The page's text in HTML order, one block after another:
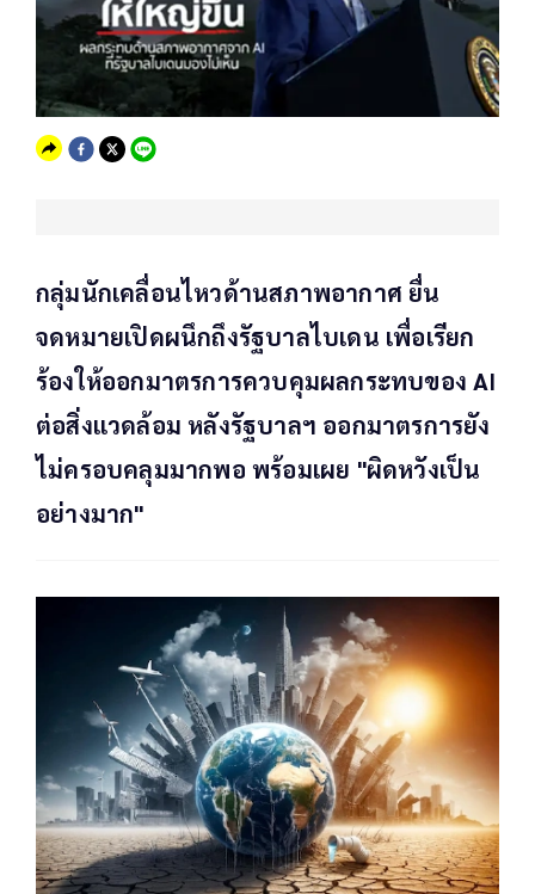
กลุ่มนักเคลื่อนไหวด้านสภาพอากาศ ยื่น
จดหมายเปิดผนึกถึงรัฐบาลไบเดน เพื่อเรียก
ร้องให้ออกมาตรการควบคุมผลกระทบของ AI
ต่อสิ่งแวดล้อม หลังรัฐบาลฯ ออกมาตรการยัง
ไม่ครอบคลุมมากพอ พร้อมเผย "ผิดหวังเป็น
อย่างมาก"